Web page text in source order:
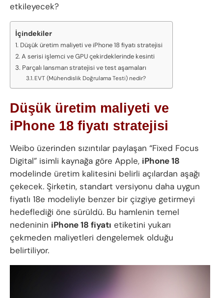
etkileyecek?
İçindekiler
Düşük üretim maliyeti ve iPhone 18 fiyatı stratejisi
A serisi işlemci ve GPU çekirdeklerinde kesinti
Parçalı lansman stratejisi ve test aşamaları
EVT (Mühendislik Doğrulama Testi) nedir?
Düşük üretim maliyeti ve
iPhone 18 fiyatı stratejisi
Weibo üzerinden sızıntılar paylaşan “Fixed Focus
Digital” isimli kaynağa göre Apple, iPhone 18
modelinde üretim kalitesini belirli açılardan aşağı
çekecek. Şirketin, standart versiyonu daha uygun
fiyatlı 18e modeliyle benzer bir çizgiye getirmeyi
hedeflediği öne sürüldü. Bu hamlenin temel
nedeninin iPhone 18 fiyatı etiketini yukarı
çekmeden maliyetleri dengelemek olduğu
belirtiliyor.